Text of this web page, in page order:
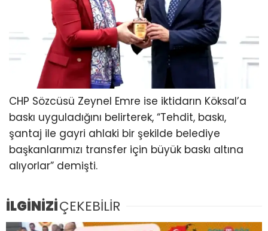
CHP Sözcüsü Zeynel Emre ise iktidarın Köksal’a
baskı uyguladığını belirterek, “Tehdit, baskı,
şantaj ile gayri ahlaki bir şekilde belediye
başkanlarımızı transfer için büyük baskı altına
alıyorlar” demişti.
İLGİNİZİÇEKEBİLİR